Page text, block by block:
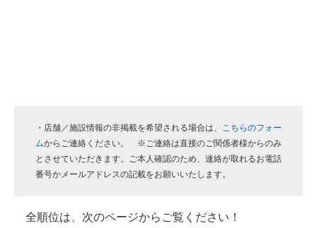
・店舗／施設情報の非掲載を希望される場合は、 こちらのフォー
ムからご連絡ください。 ※ご連絡は直接のご関係者様からのみ
とさせていただきます。ご本人確認のため、連絡が取れるお電話
番号かメールアドレスの記載をお願いいたします。
全順位は、次のページからご覧ください！